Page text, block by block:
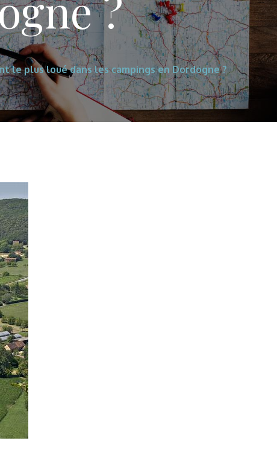
le plus loué dans les campings en Dordogne ?